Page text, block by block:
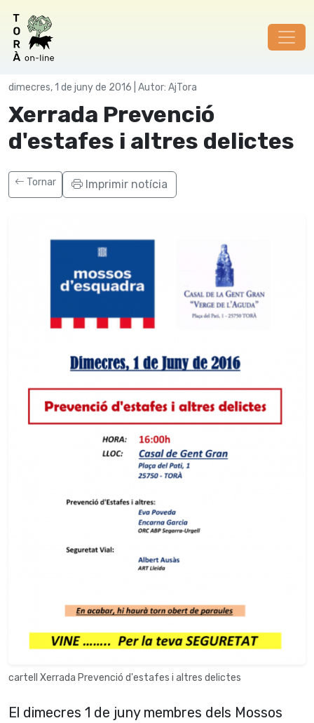
dimecres, 1 de juny de 2016 | Autor: AjTora
Xerrada Prevenció
d'estafes i altres delictes
Tornar Imprimir notícia
cartell Xerrada Prevenció d'estafes i altres delictes
El dimecres 1 de juny membres dels Mossos